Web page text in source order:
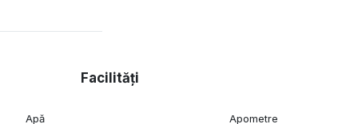
Facilități
Apă Apometre